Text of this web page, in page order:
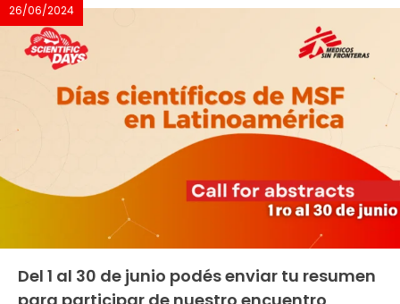
26/06/2024
Del 1 al 30 de junio podés enviar tu resumen